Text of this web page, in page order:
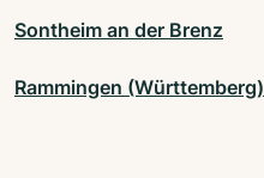
Sontheim an der Brenz
Rammingen (Württemberg)